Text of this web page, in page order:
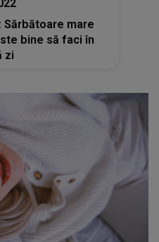
Sărbătoare mare
bine să faci în
zi